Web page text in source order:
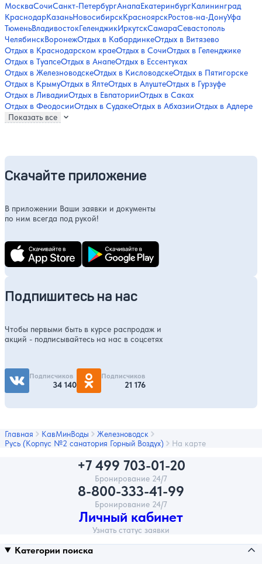
МоскваСочиСанкт-ПетербургАнапаЕкатеринбургКалининград
КраснодарКазаньНовосибирскКрасноярскРостов-на-ДонуУфа
ТюменьВладивостокГеленджикИркутскСамараСевастополь
ЧелябинскВоронежОтдых в КабардинкеОтдых в Витязево
Отдых в Краснодарском краеОтдых в СочиОтдых в Геленджике
Отдых в ТуапсеОтдых в АнапеОтдых в Ессентуках
Отдых в ЖелезноводскеОтдых в КисловодскеОтдых в Пятигорске
Отдых в КрымуОтдых в ЯлтеОтдых в АлуштеОтдых в Гурзуфе
Отдых в ЛивадииОтдых в ЕвпаторииОтдых в Саках
Отдых в ФеодосииОтдых в СудакеОтдых в АбхазииОтдых в Адлере
Показать все
Скачайте приложение
В приложении Ваши заявки и документы
по ним всегда под рукой!
Подпишитесь на нас
Чтобы первыми быть в курсе распродаж и
акций - подписывайтесь на нас в соцсетях
Подписчиков
34 140
Подписчиков
21 176
Главная КавМинВоды
Железноводск
Русь (Корпус №2 санатория Горный Воздух)
На карте
+7 499 703-01-20
Бронирование 24/7
8-800-333-41-99
Бронирование 24/7
Личный кабинет
Узнать статус заявки
Категории поиска